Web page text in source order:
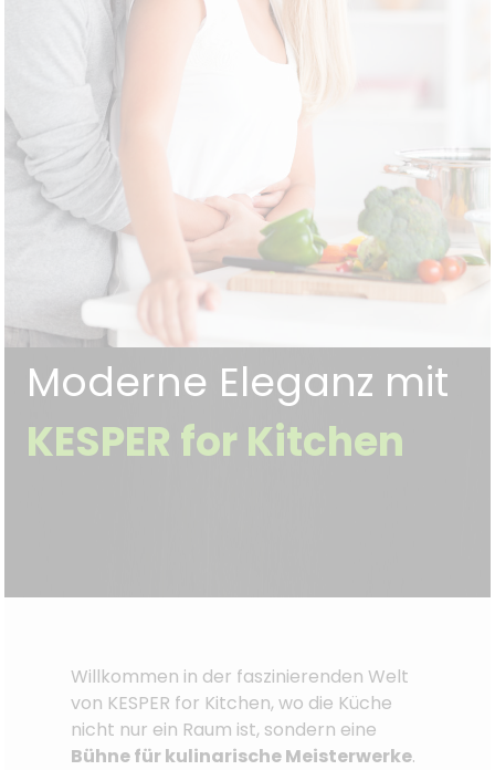
Moderne Eleganz mit
KESPER for Kitchen
Willkommen in der faszinierenden Welt
von KESPER for Kitchen, wo die Küche
nicht nur ein Raum ist, sondern eine
Bühne für kulinarische Meisterwerke.